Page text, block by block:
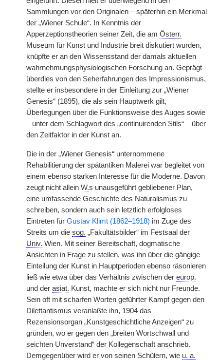
Sammlungen vor den Originalen – späterhin ein Merkmal
der „Wiener Schule“. In Kenntnis der
Apperzeptionstheorien seiner Zeit, die am Österr.
Museum für Kunst und Industrie breit diskutiert wurden,
knüpfte er an den Wissensstand der damals aktuellen
wahrnehmungsphysiologischen Forschung an. Geprägt
überdies von den Seherfahrungen des Impressionismus,
stellte er insbesondere in der Einleitung zur „Wiener
Genesis“ (1895), die als sein Hauptwerk gilt,
Überlegungen über die Funktionsweise des Auges sowie
– unter dem Schlagwort des „continuirenden Stils“ – über
den Zeitfaktor in der Kunst an.
Die in der „Wiener Genesis“ unternommene
Rehabilitierung der spätantiken Malerei war begleitet von
einem ebenso starken Interesse für die Moderne. Davon
zeugt nicht allein W.s unausgeführt gebliebener Plan,
eine umfassende Geschichte des Naturalismus zu
schreiben, sondern auch sein letztlich erfolgloses
Eintreten für Gustav Klimt (1862–1918) im Zuge des
Streits um die sog. „Fakultätsbilder“ im Festsaal der
Univ. Wien. Mit seiner Bereitschaft, dogmatische
Ansichten in Frage zu stellen, was ihn über die gängige
Einteilung der Kunst in Hauptperioden ebenso räsonieren
ließ wie etwa über das Verhältnis zwischen der europ.
und der asiat. Kunst, machte er sich nicht nur Freunde.
Sein oft mit scharfen Worten geführter Kampf gegen den
Dilettantismus veranlaßte ihn, 1904 das
Rezensionsorgan „Kunstgeschichtliche Anzeigen“ zu
gründen, wo er gegen den „breiten Wortschwall und
seichten Unverstand“ der Kollegenschaft anschrieb.
Demgegenüber wird er von seinen Schülern, wie u. a.